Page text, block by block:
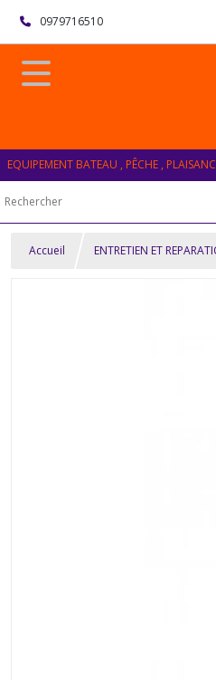
0979716510
EQUIPEMENT BATEAU , PÊCHE ,
Accueil ENTRETIEN ET